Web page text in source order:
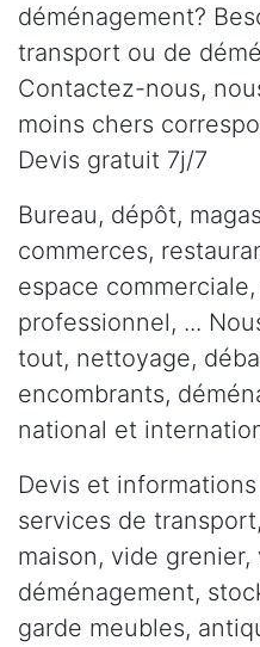
déménagement?
transport ou de
Contactez-nous,
moins chers
Devis gratuit 7j/7
Bureau, dépôt,
commerces,
espace
professionnel, ...
tout, nettoyage,
encombrants,
national et
Devis et
services de
maison, vide
déménagement,
garde meubles,